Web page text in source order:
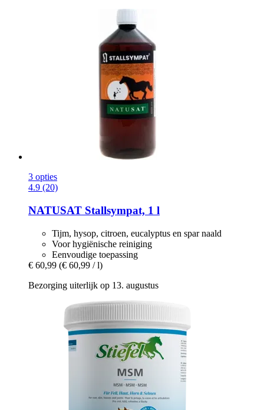
3 opties
4.9 (20)
NATUSAT Stallsympat, 1 l
Tijm, hysop, citroen, eucalyptus en spar naald
Voor hygiënische reiniging
Eenvoudige toepassing
€ 60,99 (€ 60,99 / l)
Bezorging uiterlijk op 13. augustus